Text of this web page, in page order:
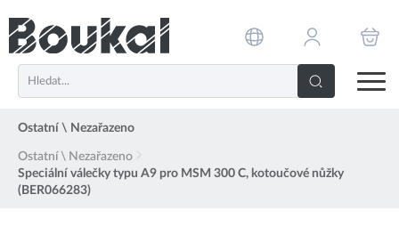
Ostatní \ Nezařazeno
Ostatní \ Nezařazeno
Speciální válečky typu A9 pro MSM 300 C, kotoučové nůžky
(BER066283)